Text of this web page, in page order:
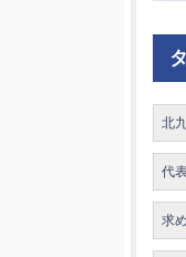
北
代
求